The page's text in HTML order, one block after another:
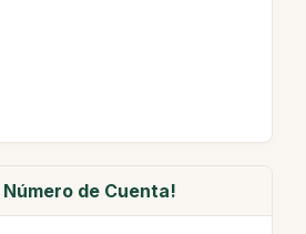
de Cuenta!